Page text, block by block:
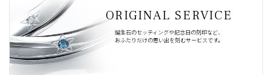
ORIGINAL SERVICE
誕生石のセッティングや記念日の刻印など、
おふたりだけの思い出を刻むサービスです。